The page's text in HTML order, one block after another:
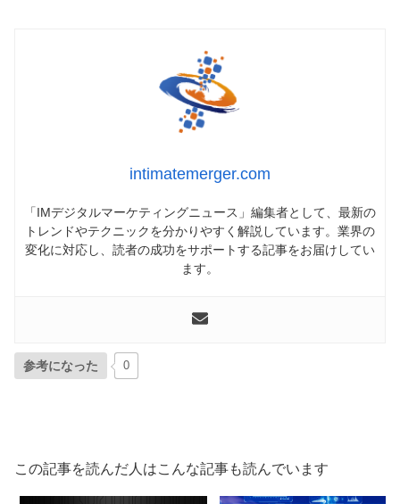
intimatemerger.com
「IMデジタルマーケティングニュース」編集者として、最新の
トレンドやテクニックを分かりやすく解説しています。業界の
変化に対応し、読者の成功をサポートする記事をお届けしてい
ます。
参考になった 0
この記事を読んだ人はこんな記事も読んでいます